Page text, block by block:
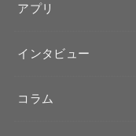
アプリ
インタビュー
コラム